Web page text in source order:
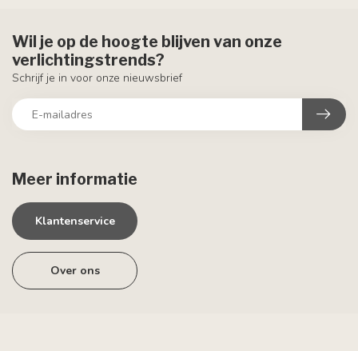
Meer informatie
Klantenservice
Over ons
Wil je op de hoogte blijven van onze
verlichtingstrends?
Schrijf je in voor onze nieuwsbrief